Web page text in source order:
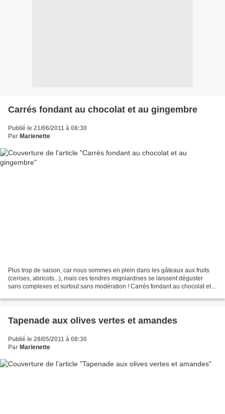
Carrés fondant au chocolat et au gingembre
Publié le 21/06/2011 à 08:30
Par Marienette
Plus trop de saison, car nous sommes en plein dans les gâteaux aux fruits
(cerises, abricots...), mais ces tendres migniardises se laissent déguster
sans complexes et surtout sans modération ! Carrés fondant au chocolat et
Tapenade aux olives vertes et amandes
Publié le 28/05/2011 à 08:30
Par Marienette